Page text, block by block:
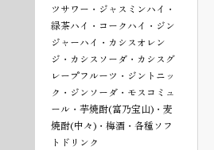
ツサワー・ジャスミンハイ・
緑茶ハイ・コークハイ・ジン
ジャーハイ・カシスオレン
ジ・カシスソーダ・カシスグ
レープフルーツ・ジントニッ
ク・ジンソーダ・モスコミュ
ール・芋焼酎(富乃宝山)・麦
焼酎(中々)・梅酒・各種ソフ
トドリンク